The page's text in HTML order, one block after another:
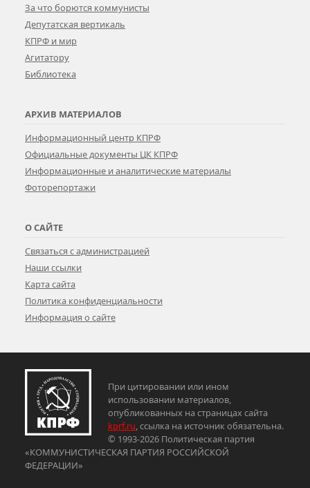
За что борются коммунисты
Депутатская вертикаль
КПРФ и мир
Агитатору
Библиотека
АРХИВ МАТЕРИАЛОВ
Информационный центр КПРФ
Официальные документы ЦК КПРФ
Информационные и аналитические материалы
Фоторепортажи
О САЙТЕ
Связаться с администрацией
Наши ссылки
Карта сайта
Политика конфиденциальности
Информация о сайте
При цитировании или ином
использовании материалов,
опубликованных на страницах сайта
kprf.ru , ссылка на источник обязательна.
© 1993-2026 Политическая партия
«КОММУНИСТИЧЕСКАЯ ПАРТИЯ РОССИЙСКОЙ
ФЕДЕРАЦИИ»